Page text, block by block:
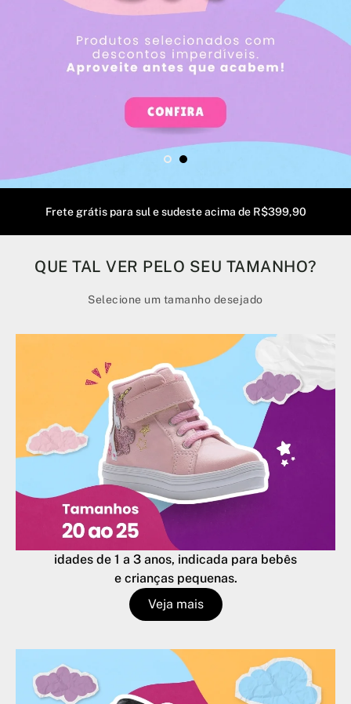
Troque grátis em até 30 dias
QUE TAL VER PELO SEU TAMANHO?
Selecione um tamanho desejado
idades de 1 a 3 anos, indicada para bebês
e crianças pequenas.
Veja mais